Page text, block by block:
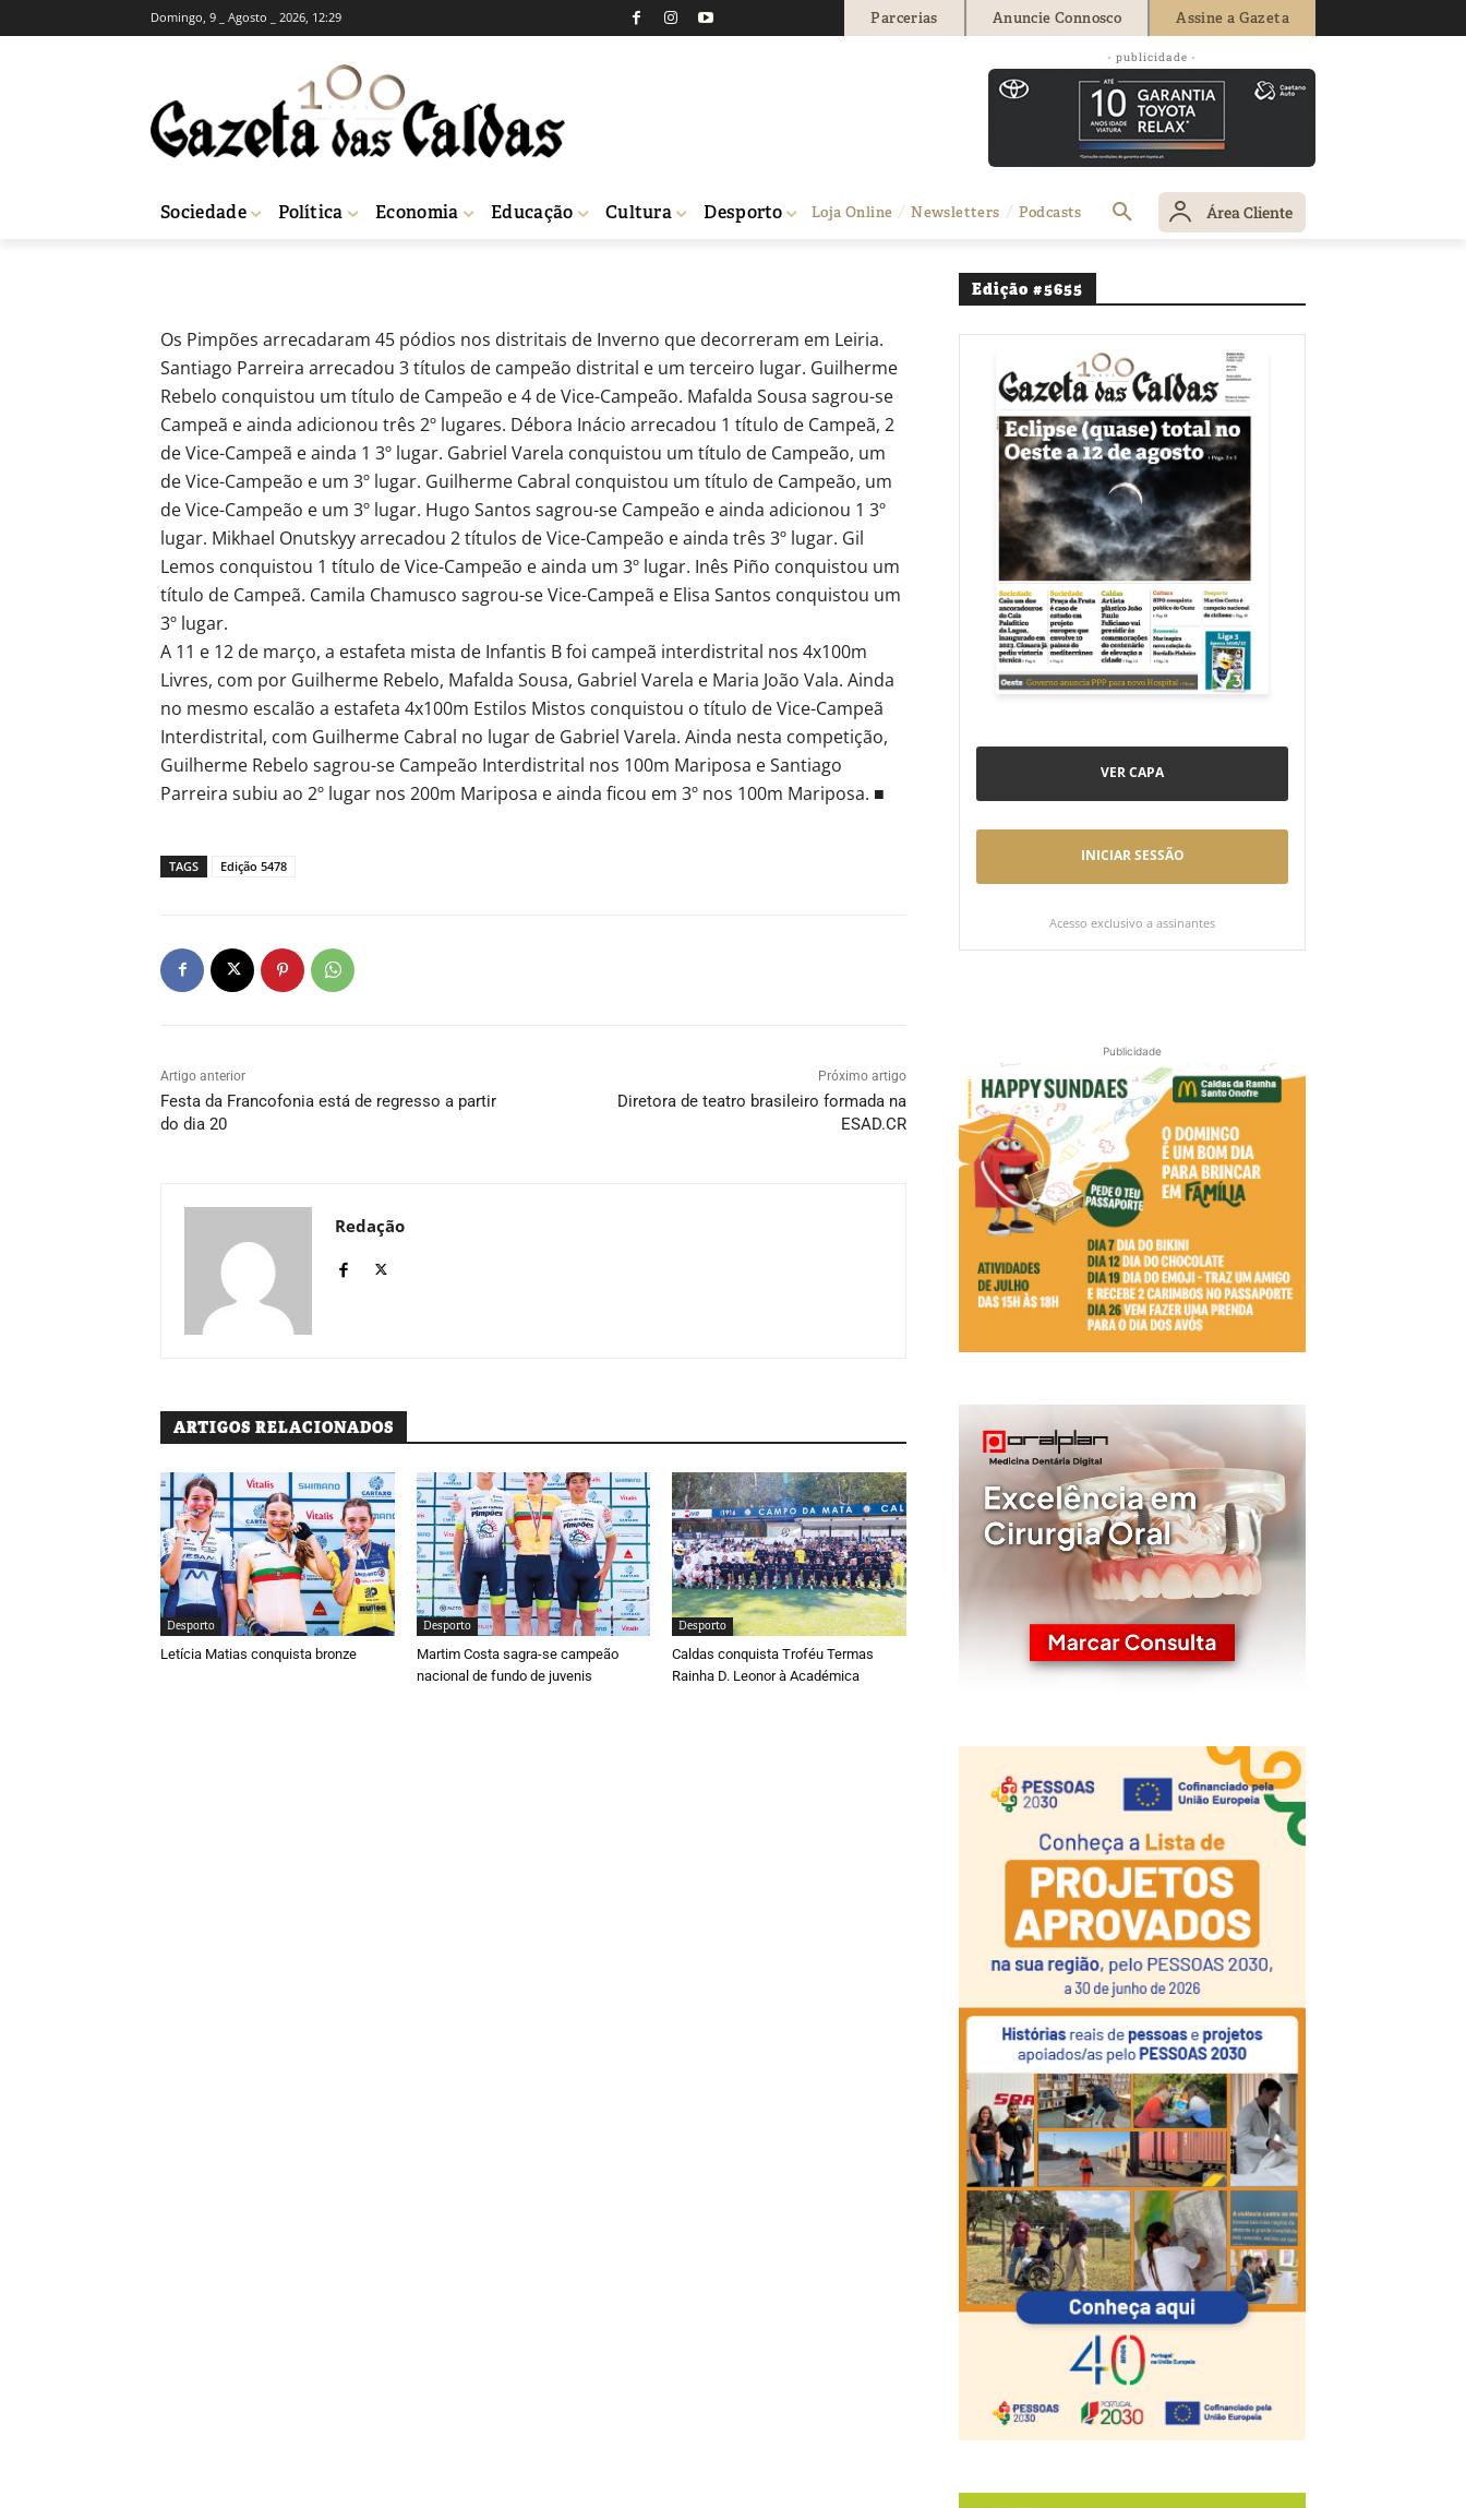
Domingo, 9 _ Agosto _ 2026, 12:29 Parcerias Anuncie Connosco Assine a Gazeta
- publicidade -
Sociedade Política Economia Educação Cultura Desporto Loja Online Newsletters Podcasts Área Cliente
DESPORTO
Natação: Pimpões garantem 45 pódios distritais
Redação 20 de Março, 2023
Os Pimpões arrecadaram 45 pódios nos distritais de Inverno que decorreram em Leiria.
Santiago Parreira arrecadou 3 títulos de campeão distrital e um terceiro lugar. Guilherme
Rebelo conquistou um título de Campeão e 4 de Vice-Campeão. Mafalda Sousa sagrou-se
Campeã e ainda adicionou três 2º lugares. Débora Inácio arrecadou 1 título de Campeã, 2
de Vice-Campeã e ainda 1 3º lugar. Gabriel Varela conquistou um título de Campeão, um
de Vice-Campeão e um 3º lugar. Guilherme Cabral conquistou um título de Campeão, um
de Vice-Campeão e um 3º lugar. Hugo Santos sagrou-se Campeão e ainda adicionou 1 3º
lugar. Mikhael Onutskyy arrecadou 2 títulos de Vice-Campeão e ainda três 3º lugar. Gil
Lemos conquistou 1 título de Vice-Campeão e ainda um 3º lugar. Inês Piño conquistou um
título de Campeã. Camila Chamusco sagrou-se Vice-Campeã e Elisa Santos conquistou um
3º lugar.
A 11 e 12 de março, a estafeta mista de Infantis B foi campeã interdistrital nos 4x100m
Livres, com por Guilherme Rebelo, Mafalda Sousa, Gabriel Varela e Maria João Vala. Ainda
no mesmo escalão a estafeta 4x100m Estilos Mistos conquistou o título de Vice-Campeã
Interdistrital, com Guilherme Cabral no lugar de Gabriel Varela. Ainda nesta competição,
Guilherme Rebelo sagrou-se Campeão Interdistrital nos 100m Mariposa e Santiago
Parreira subiu ao 2º lugar nos 200m Mariposa e ainda ficou em 3º nos 100m Mariposa. ■
TAGS Edição 5478
Artigo anterior
Festa da Francofonia está de regresso a partir
do dia 20
Próximo artigo
Diretora de teatro brasileiro formada na
ESAD.CR
Redação
ARTIGOS RELACIONADOS
Desporto
Letícia Matias conquista bronze
Desporto
Martim Costa sagra-se campeão
nacional de fundo de juvenis
Desporto
Caldas conquista Troféu Termas
Rainha D. Leonor à Académica
Edição #5655
VER CAPA
INICIAR SESSÃO
Acesso exclusivo a assinantes
Publicidade